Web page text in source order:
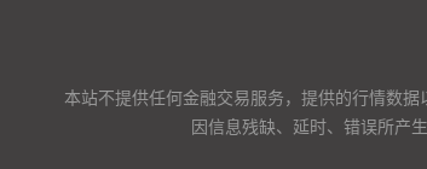
本站不提供任何金融交易服务，提供的行情数
因信息残缺、延时、错误所产